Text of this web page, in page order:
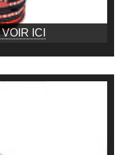
ICI